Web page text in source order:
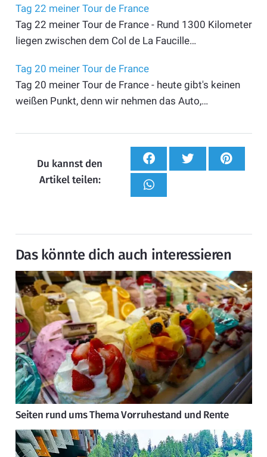
Tag 22 meiner Tour de France
Tag 22 meiner Tour de France - Rund 1300 Kilometer
liegen zwischen dem Col de La Faucille…
Tag 20 meiner Tour de France
Tag 20 meiner Tour de France - heute gibt's keinen
weißen Punkt, denn wir nehmen das Auto,…
Du kannst den
Artikel teilen:
Das könnte dich auch interessieren
Seiten rund ums Thema Vorruhestand und Rente